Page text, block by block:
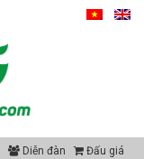
Diễn đàn Đấu giá